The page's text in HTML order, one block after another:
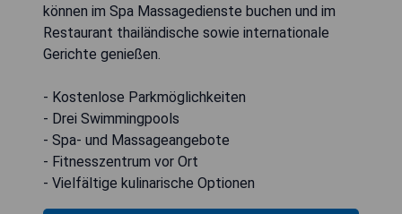
können im Spa Massagedienste buchen und im
Restaurant thailändische sowie internationale
Gerichte genießen.
- Kostenlose Parkmöglichkeiten
- Drei Swimmingpools
- Spa- und Massageangebote
- Fitnesszentrum vor Ort
- Vielfältige kulinarische Optionen